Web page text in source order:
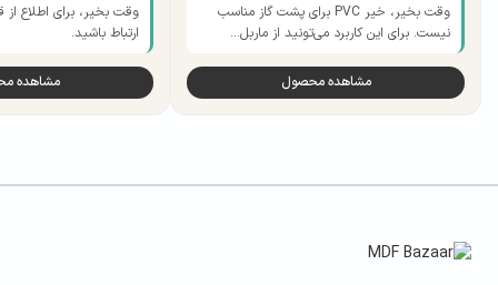
وقت بخیر، خیر PVC برای پشت گاز مناسب
نیست. برای این کاربرد می‌تونید از ماربل…
مشاهده محصول
وقت بخیر، برای اطلاع از
ارتباط باشید.
مشاهده